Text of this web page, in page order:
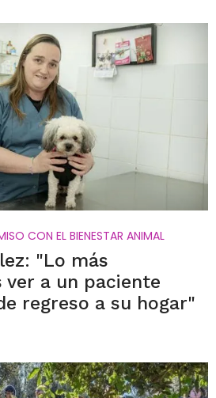
CON EL BIENESTAR ANIMAL
"Lo más
a un paciente
regreso a su hogar"